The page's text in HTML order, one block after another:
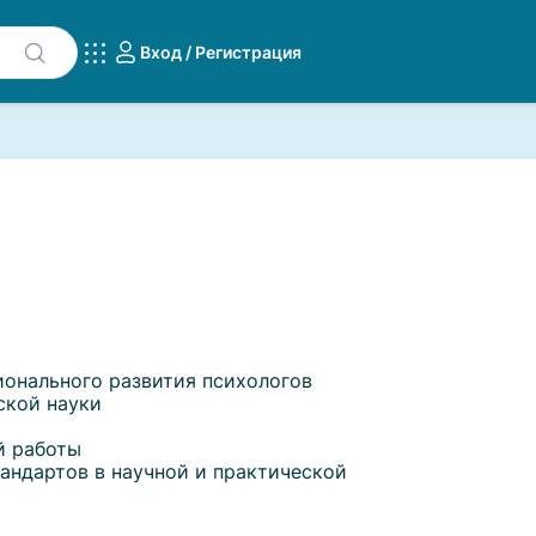
Вход / Регистрация
развития психологов
науки
работы
в научной и практической